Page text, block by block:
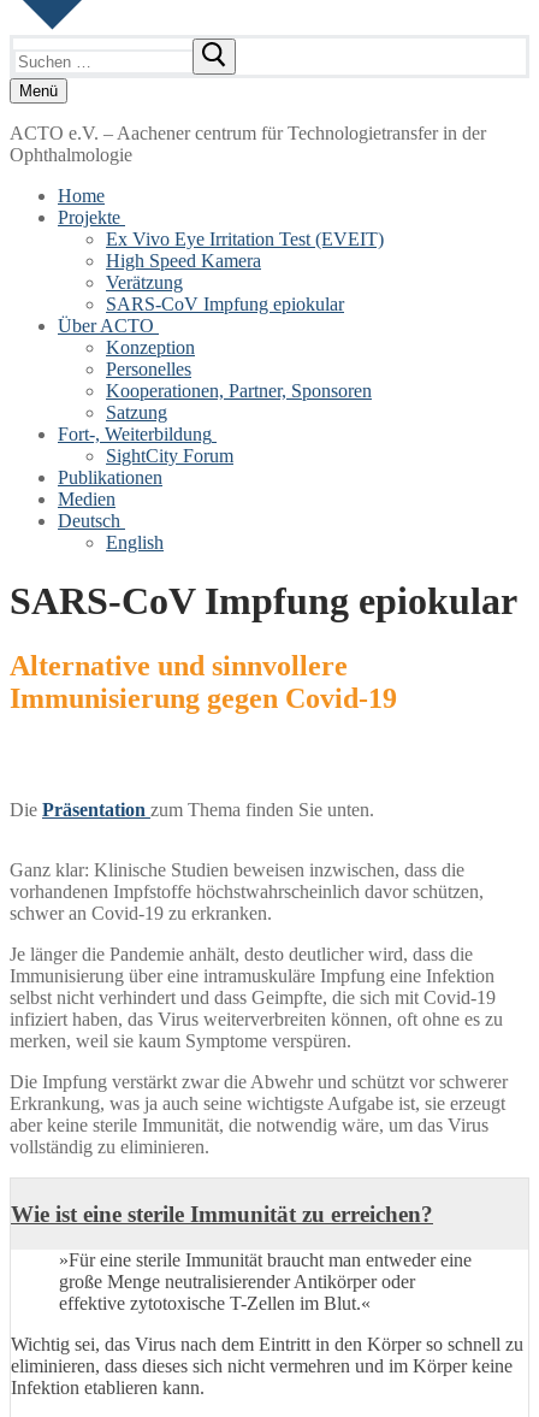
nach:
Menü
ACTO e.V. – Aachener centrum für Technologietransfer in der
Ophthalmologie
Home
Projekte
Ex Vivo Eye Irritation Test (EVEIT)
High Speed Kamera
Verätzung
SARS-CoV Impfung epiokular
Über ACTO
Konzeption
Personelles
Kooperationen, Partner, Sponsoren
Satzung
Fort-, Weiterbildung
SightCity Forum
Publikationen
Medien
Deutsch
English
SARS-CoV Impfung epiokular
Alternative und sinnvollere
Immunisierung gegen Covid-19
Die Präsentation zum Thema finden Sie unten.
Ganz klar: Klinische Studien beweisen inzwischen, dass die
vorhandenen Impfstoffe höchstwahrscheinlich davor schützen,
schwer an Covid-19 zu erkranken.
Je länger die Pandemie anhält, desto deutlicher wird, dass die
Immunisierung über eine intramuskuläre Impfung eine Infektion
selbst nicht verhindert und dass Geimpfte, die sich mit Covid-19
infiziert haben, das Virus weiterverbreiten können, oft ohne es zu
merken, weil sie kaum Symptome verspüren.
Die Impfung verstärkt zwar die Abwehr und schützt vor schwerer
Erkrankung, was ja auch seine wichtigste Aufgabe ist, sie erzeugt
aber keine sterile Immunität, die notwendig wäre, um das Virus
vollständig zu eliminieren.
Wie ist eine sterile Immunität zu erreichen?
»Für eine sterile Immunität braucht man entweder eine
große Menge neutralisierender Antikörper oder
effektive zytotoxische T-Zellen im Blut.«
Wichtig sei, das Virus nach dem Eintritt in den Körper so schnell zu
eliminieren, dass dieses sich nicht vermehren und im Körper keine
Infektion etablieren kann.